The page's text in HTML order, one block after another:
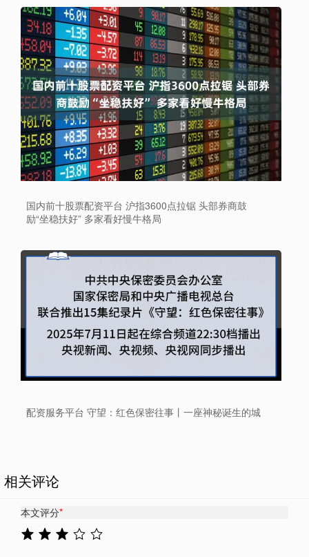
国内前十股票配资平台 沪指3600点拉锯 头部券商鼓
励“坐稳扶好” 多家看好慢牛格局
配资服务平台 守望：红色保密往事丨一座神秘诞生的城
相关评论
本文评分*